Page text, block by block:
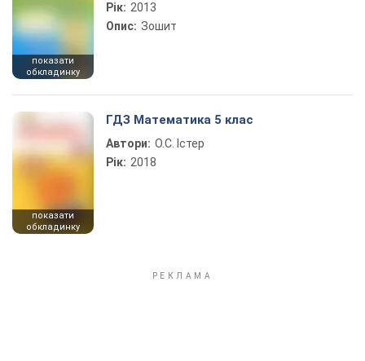
показати
обкладинку
Рік: 2013
Опис: Зошит
показати
обкладинку
ГДЗ Математика 5 клас
Автори: О.С. Істер
Рік: 2018